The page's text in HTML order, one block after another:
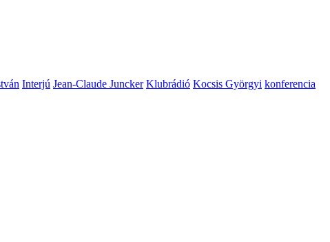
Interjú Jean-Claude Juncker Klubrádió Kocsis Györgyi konferencia